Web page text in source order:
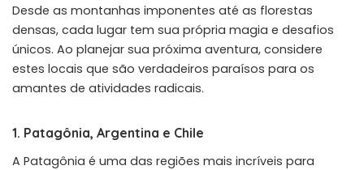
Desde as montanhas imponentes até as florestas
densas, cada lugar tem sua própria magia e desafios
únicos. Ao planejar sua próxima aventura, considere
estes locais que são verdadeiros paraísos para os
amantes de atividades radicais.
1. Patagônia, Argentina e Chile
A Patagônia é uma das regiões mais incríveis para